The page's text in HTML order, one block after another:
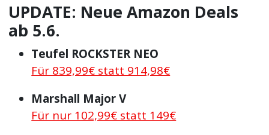
UPDATE: Neue Amazon Deals
ab 5.6.
Teufel ROCKSTER NEO
Für 839,99€ statt 914,98€
Marshall Major V
Für nur 102,99€ statt 149€